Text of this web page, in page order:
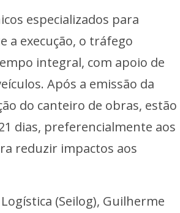
especializados para
a execução, o tráfego
integral, com apoio de
Após a emissão da
do canteiro de obras, estão
dias, preferencialmente aos
reduzir impactos aos
(Seilog), Guilherme